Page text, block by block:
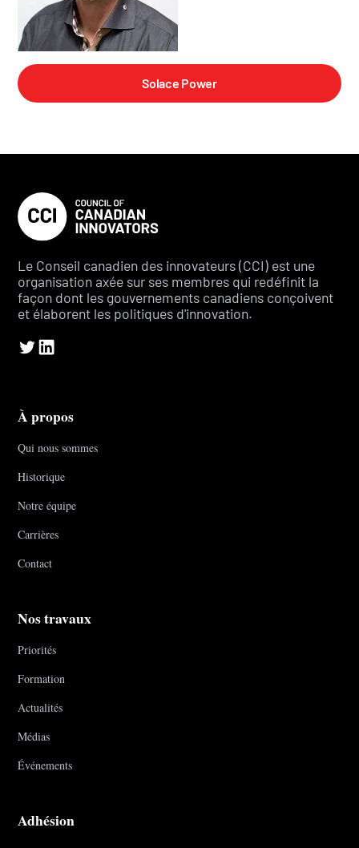
Solace Power
Le Conseil canadien des innovateurs (CCI) est une
organisation axée sur ses membres qui redéfinit la
façon dont les gouvernements canadiens conçoivent
et élaborent les politiques d'innovation.
À propos
Qui nous sommes
Historique
Notre équipe
Carrières
Contact
Nos travaux
Priorités
Formation
Actualités
Médias
Événements
Adhésion